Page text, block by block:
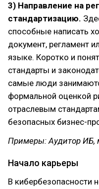
3) Направление на
стандартизацию.
способные написать
документ, регламент
языке. Коротко и
стандарты и
самые люди
формальной оценкой
отраслевым
безопасных бизнес-
Примеры: Аудитор ИБ,
Начало карьеры
В кибербезопасности